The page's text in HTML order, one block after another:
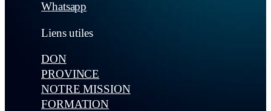
Whatsapp
Liens utiles
DON
PROVINCE
NOTRE MISSION
FORMATION